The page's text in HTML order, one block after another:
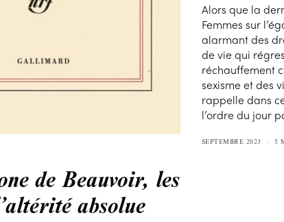
de Beauvoir, les
absolue
Alors que la
Femmes sur
alarmant des
de vie qui
réchauffement
sexisme et des
rappelle dans
l’ordre du jour
SEPTEMBRE 2023 5